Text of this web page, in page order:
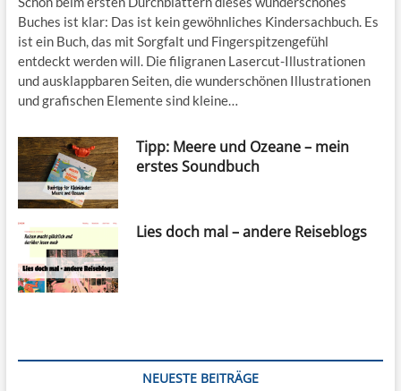
Buches ist klar: Das ist kein gewöhnliches Kindersachbuch. Es
ist ein Buch, das mit Sorgfalt und Fingerspitzengefühl
entdeckt werden will. Die filigranen Lasercut-Illustrationen
und ausklappbaren Seiten, die wunderschönen Illustrationen
und grafischen Elemente sind kleine…
Tipp: Meere und Ozeane – mein
erstes Soundbuch
Lies doch mal – andere Reiseblogs
NEUESTE BEITRÄGE